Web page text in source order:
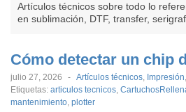
Artículos técnicos sobre todo lo
en sublimación, DTF, transfer,
Cómo detectar un chip
julio 27, 2026 - Artículos técnicos, Impresión,
Etiquetas: articulos tecnicos,
mantenimiento, plotter